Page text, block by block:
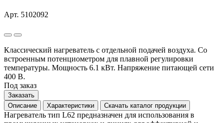
Арт. 5102092
Классический нагреватель с отдельной подачей воздуха. Со
встроенным потенциометром для плавной регулировки
температуры. Мощность 6.1 кВт. Напряжение питающей сети
400 В.
Под заказ
Заказать
Описание
Характеристики Скачать каталог продукции
Нагреватель тип L62 предназначен для использования в